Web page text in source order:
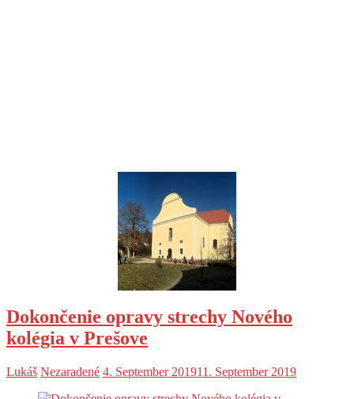
Dokončenie opravy strechy Nového
kolégia v Prešove
Lukáš Nezaradené 4. September 201911. September 2019